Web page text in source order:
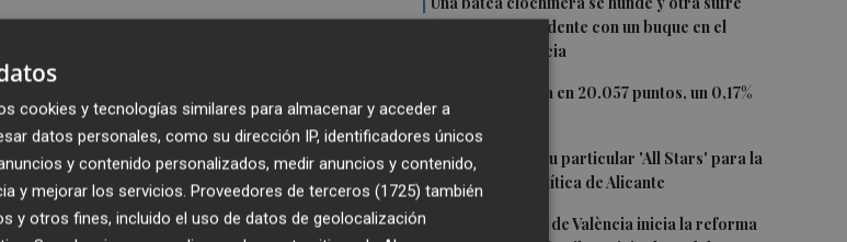
daños en un incidente con un buque en el
puerto de Valencia
2
El Ibex 35 cierra en 20.057 puntos, un 0,17%
más
3El PSPV ultima su particular 'All Stars' para la
Conferencia Política de Alicante
4
El Ayuntamiento de València inicia la reforma
"un brindis al sol" porque requiere una
Llorca
ha reprochado a la oposición que haga
la democracia, el diálogo y el
a la "politización" por parte del Gobierno
cookies y tecnologías similares para almacenar y acceder a
datos personales, como su dirección IP, identificadores únicos
y contenido personalizados, medir anuncios y contenido,
y mejorar los servicios. Proveedores de terceros (1725) también
y otros fines, incluido el uso de datos de geolocalización